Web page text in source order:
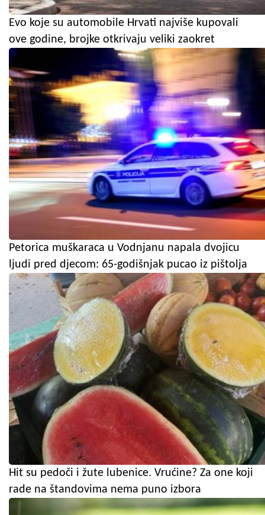
Evo koje su automobile Hrvati najviše kupovali
ove godine, brojke otkrivaju veliki zaokret
Petorica muškaraca u Vodnjanu napala dvojicu
ljudi pred djecom: 65-godišnjak pucao iz pištolja
Hit su pedoči i žute lubenice. Vrućine? Za one koji
rade na štandovima nema puno izbora